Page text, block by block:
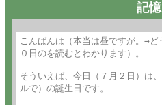
記憶
こんばんは（本当は昼ですが。→ど
０日のを読むとわかります）。
そういえば、今日（７月２日）は
ルで）の誕生日です。